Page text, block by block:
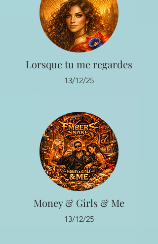
Lorsque tu me regardes
13/12/25
Money & Girls & Me
13/12/25